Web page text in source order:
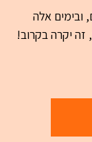
ובימים אלה
יקרה בקרוב!